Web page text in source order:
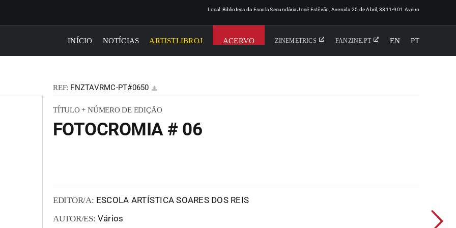
Local: Biblioteca da Escola Secundária José Estêvão, Avenida 25 de Abril, 3811-901 Aveiro
INÍCIO NOTÍCIAS ARTISTLIBROJ ACERVO ZINEMETRICS FANZINE.PT EN PT
REF: FNZTAVRMC-PT#0650
TÍTULO + NÚMERO DE EDIÇÃO
FOTOCROMIA # 06
EDITOR/A: ESCOLA ARTÍSTICA SOARES DOS REIS
AUTOR/ES: Vários